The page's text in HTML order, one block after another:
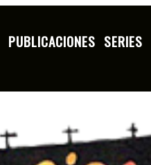
PUBLICACIONES SERIES